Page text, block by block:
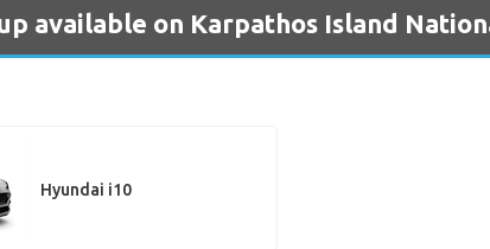
available on Karpathos Island
Hyundai i10